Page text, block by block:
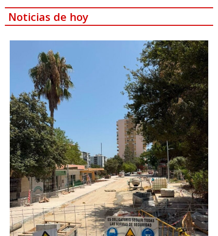
Noticias de hoy